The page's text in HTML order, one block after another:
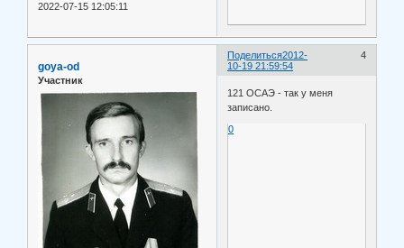
2022-07-15 12:05:11
Поделиться 4
2012-
10-19 21:59:54
goya-od
Участник
121 ОСАЭ - так у меня
записано.
0